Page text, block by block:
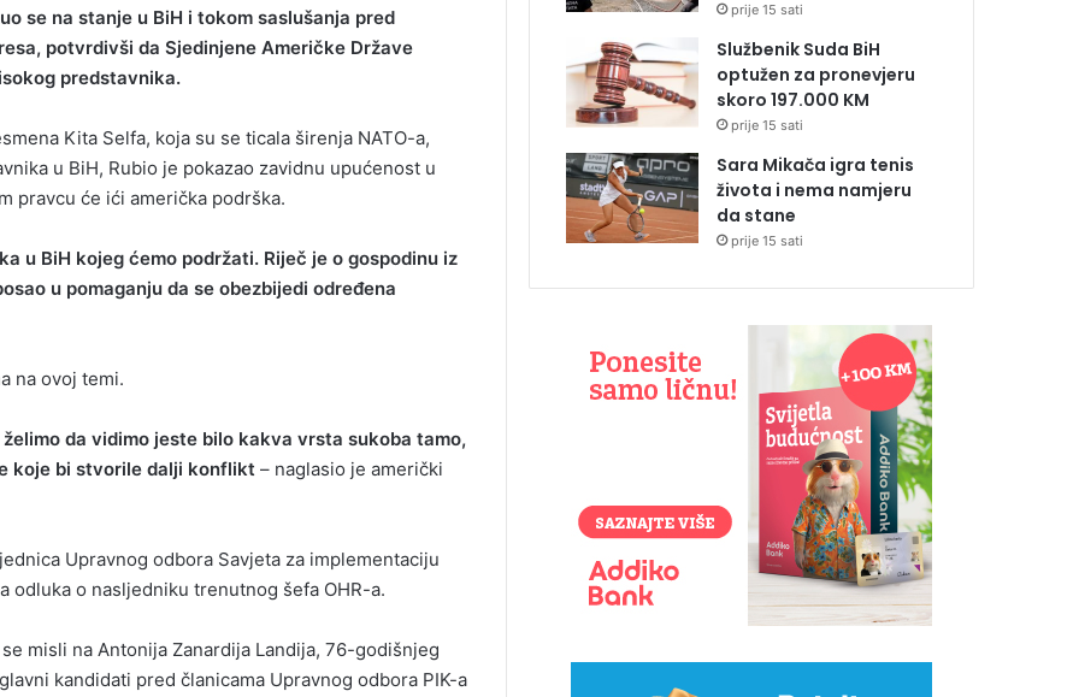
se na stanje u BiH i tokom saslušanja pred
potvrdivši da Sjedinjene Američke Države
predstavnika.
Kita Selfa, koja su se ticala širenja NATO-a,
u BiH, Rubio je pokazao zavidnu upućenost u
pravcu će ići američka podrška.
u BiH kojeg ćemo podržati. Riječ je o gospodinu iz
u pomaganju da se obezbijedi određena
na ovoj temi.
da vidimo jeste bilo kakva vrsta sukoba tamo,
koje bi stvorile dalji konflikt – naglasio je američki
Upravnog odbora Savjeta za implementaciju
odluka o nasljedniku trenutnog šefa OHR-a.
misli na Antonija Zanardija Landija, 76-godišnjeg
kandidati pred članicama Upravnog odbora PIK-a
prije 15 sati
Službenik Suda BiH
optužen za pronevjeru
skoro 197.000 KM
prije 15 sati
Sara Mikača igra tenis
života i nema namjeru
da stane
prije 15 sati